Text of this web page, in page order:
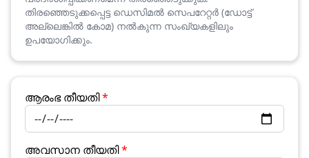
തിരഞ്ഞെടുക്കപ്പെട്ട ഡെസിമൽ സെപറേറ്റർ (ഡോട്ട്
അല്ലെങ്കിൽ കോമ) നൽകുന്ന സംഖ്യകളിലും
ഉപയോഗിക്കും.
ആരംഭ തീയതി*
അവസാന തീയതി*